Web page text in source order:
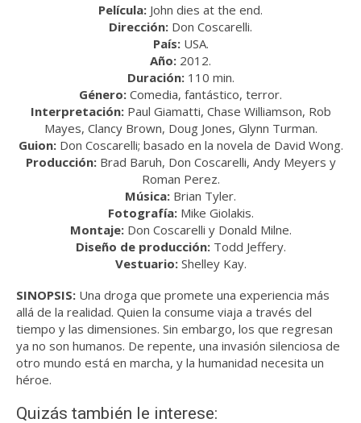
Película: John dies at the end.
Dirección: Don Coscarelli.
País:USA.
Año: 2012.
Duración:110 min.
Género: Comedia, fantástico, terror.
Interpretación:Paul Giamatti, Chase Williamson, Rob
Mayes, Clancy Brown, Doug Jones, Glynn Turman.
Guion:Don Coscarelli; basado en la novela de David Wong.
Producción:Brad Baruh, Don Coscarelli, Andy Meyers y
Roman Perez.
Música: Brian Tyler.
Fotografía:Mike Giolakis.
Montaje:Don Coscarelli y Donald Milne.
Diseño de producción:Todd Jeffery.
Vestuario:Shelley Kay.
SINOPSIS: Una droga que promete una experiencia más
allá de la realidad. Quien la consume viaja a través del
tiempo y las dimensiones. Sin embargo, los que regresan
ya no son humanos. De repente, una invasión silenciosa de
otro mundo está en marcha, y la humanidad necesita un
héroe.
Quizás también le interese: